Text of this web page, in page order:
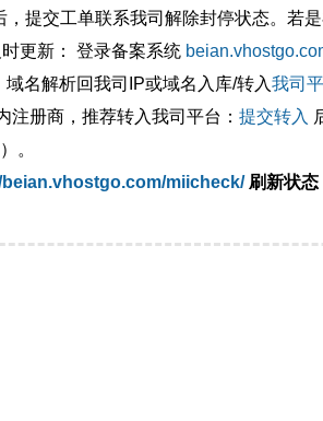
提交工单联系我司解除封停状态。若是
更新： 登录备案系统
名解析回我司IP或域名入库/转入我司
注册商，推荐转入我司平台： 提交转入
。
beian.vhostgo.com/miicheck/刷新状态